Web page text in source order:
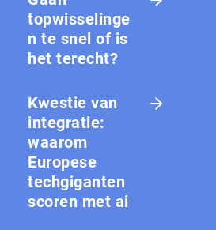
topwisselinge
n te snel of is
het terecht?
Kwestie van
integratie:
waarom
Europese
techgiganten
scoren met ai